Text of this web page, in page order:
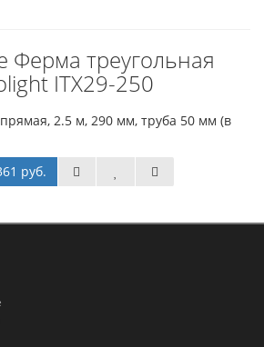
Ферма треугольная
ITX29-250
2.5 м, 290 мм, труба 50 мм (в
руб.